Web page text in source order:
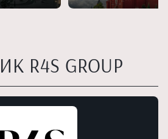
R4S GROUP